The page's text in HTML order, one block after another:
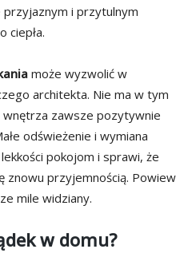
przyjaznym i przytulnym
ciepła.
może wyzwolić w
architekta. Nie ma w tym
wnętrza zawsze pozytywnie
odświeżenie i wymiana
pokojom i sprawi, że
znowu przyjemnością. Powiew
mile widziany.
w domu?